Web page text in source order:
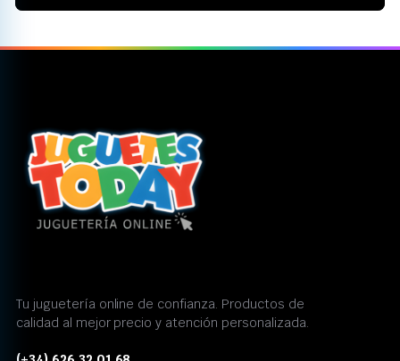
Tu juguetería online de confianza. Productos de
calidad al mejor precio y atención personalizada.